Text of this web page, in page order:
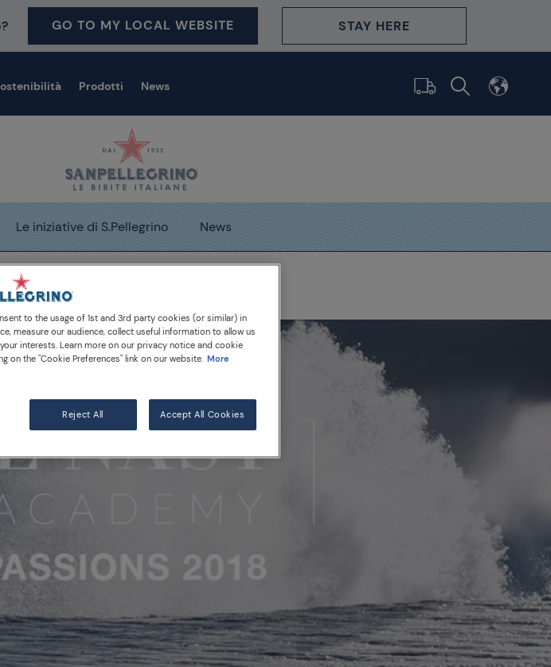
GO TO MY LOCAL WEBSITE STAY HERE
Prodotti News
Le iniziative di S.Pellegrino News
di Condé Nast Social Academy
to the usage of 1st and 3rd party cookies (or similar) in
measure our audience, collect useful information to allow us
interests. Learn more on our privacy notice and cookie
on the "Cookie Preferences" link on our website. More
Reject All Accept All Cookies